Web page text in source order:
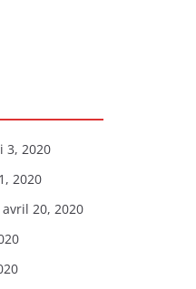
3, 2020
2020
avril 20, 2020